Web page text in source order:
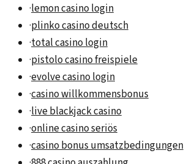
·lemon casino login
·plinko casino deutsch
·total casino login
·pistolo casino freispiele
·evolve casino login
·casino willkommensbonus
·live blackjack casino
·online casino seriös
·casino bonus umsatzbedingungen